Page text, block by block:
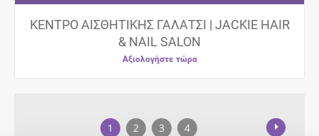
ΚΕΝΤΡΟ ΑΙΣΘΗΤΙΚΗΣ ΓΑΛΑΤΣΙ | JACKIE HAIR
& NAIL SALON
Αξιολογήστε τώρα
1 2 3 4